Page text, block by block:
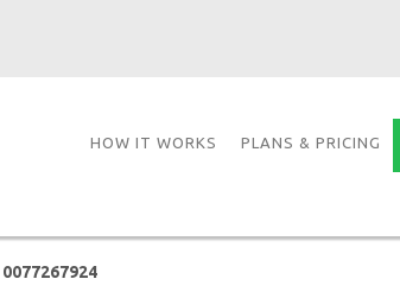
HOW IT WORKS PLANS & PRICING
0077267924